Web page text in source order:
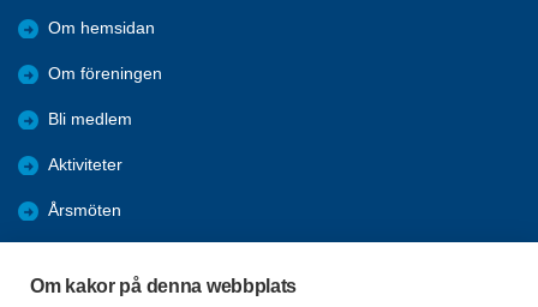
Om kakor på denna webbplats
Om hemsidan
Om föreningen
Bli medlem
Aktiviteter
Årsmöten
Bildgalleri